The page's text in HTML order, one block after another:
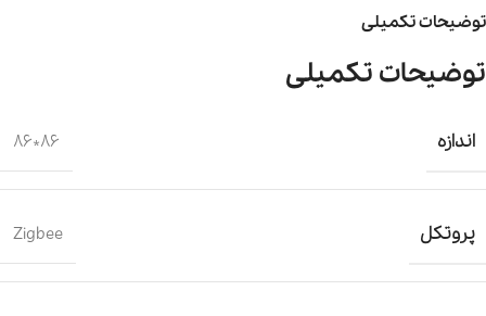
توضیحات تکمیلی
توضیحات تکمیلی
اندازه 86*86
پروتکل Zigbee